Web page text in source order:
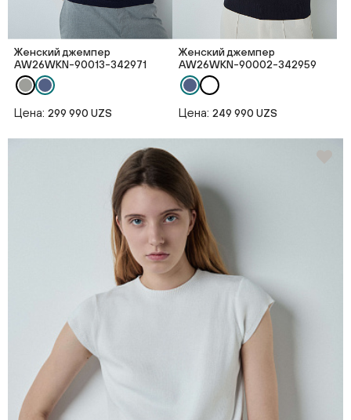
Женский джемпер
AW26WKN-90013-342971
Цена: 299 990 UZS
Женский джемпер
AW26WKN-90002-342959
Цена: 249 990 UZS